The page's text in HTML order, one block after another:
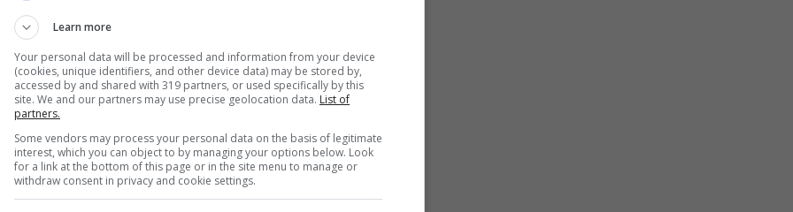
bagno (da lavare a mano dopo ogni
per le serate fresche e personalizza
la vacanza.
Learn more
Your personal data will be processed and information from your device
(cookies, unique identifiers, and other device data) may be stored by,
accessed by and shared with 319 partners, or used specifically by this
site. We and our partners may use precise geolocation data. List of
partners.
Some vendors may process your personal data on the basis of legitimate
interest, which you can object to by managing your options below. Look
for a link at the bottom of this page or in the site menu to manage or
withdraw consent in privacy and cookie settings.